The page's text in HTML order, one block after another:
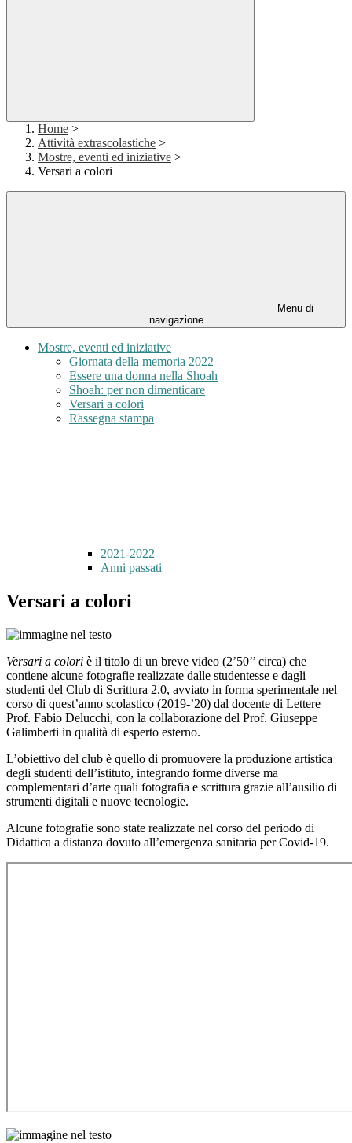
Home >
Attività extrascolastiche >
Mostre, eventi ed iniziative >
Versari a colori
Menu di
navigazione
Mostre, eventi ed iniziative
Giornata della memoria 2022
Essere una donna nella Shoah
Shoah: per non dimenticare
Versari a colori
Rassegna stampa
2021-2022
Anni passati
Versari a colori
Versari a colori è il titolo di un breve video (2’50’’ circa) che
contiene alcune fotografie realizzate dalle studentesse e dagli
studenti del Club di Scrittura 2.0, avviato in forma sperimentale nel
corso di quest’anno scolastico (2019-’20) dal docente di Lettere
Prof. Fabio Delucchi, con la collaborazione del Prof. Giuseppe
Galimberti in qualità di esperto esterno.
L’obiettivo del club è quello di promuovere la produzione artistica
degli studenti dell’istituto, integrando forme diverse ma
complementari d’arte quali fotografia e scrittura grazie all’ausilio di
strumenti digitali e nuove tecnologie.
Alcune fotografie sono state realizzate nel corso del periodo di
Didattica a distanza dovuto all’emergenza sanitaria per Covid-19.